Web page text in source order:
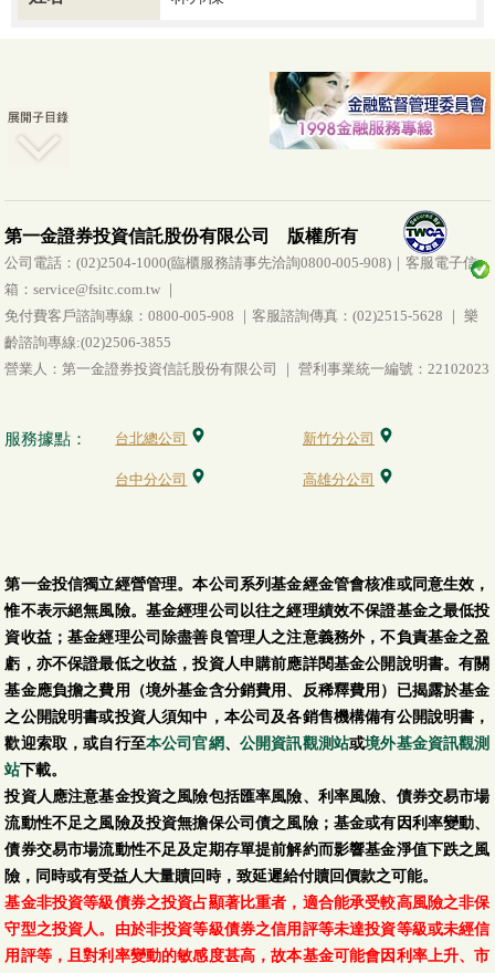
第一金證券投資信託股份有限公司 版權所有
公司電話：(02)2504-1000(臨櫃服務請事先洽詢0800-005-908)｜客服電子信
箱：service@fsitc.com.tw ｜
免付費客戶諮詢專線：0800-005-908 ｜客服諮詢傳真：(02)2515-5628 ｜ 樂
齡諮詢專線:(02)2506-3855
營業人：第一金證券投資信託股份有限公司 ｜ 營利事業統一編號：22102023
服務據點： 台北總公司 新竹分公司
台中分公司 高雄分公司
第一金投信獨立經營管理。本公司系列基金經金管會核准或同意生效，
惟不表示絕無風險。基金經理公司以往之經理績效不保證基金之最低投
資收益；基金經理公司除盡善良管理人之注意義務外，不負責基金之盈
虧，亦不保證最低之收益，投資人申購前應詳閱基金公開說明書。有關
基金應負擔之費用（境外基金含分銷費用、反稀釋費用）已揭露於基金
之公開說明書或投資人須知中，本公司及各銷售機構備有公開說明書，
歡迎索取，或自行至本公司官網、 公開資訊觀測站或境外基金資訊觀測
站下載。
投資人應注意基金投資之風險包括匯率風險、利率風險、債券交易市場
流動性不足之風險及投資無擔保公司債之風險；基金或有因利率變動、
債券交易市場流動性不足及定期存單提前解約而影響基金淨值下跌之風
險，同時或有受益人大量贖回時，致延遲給付贖回價款之可能。
基金非投資等級債券之投資占顯著比重者，適合能承受較高風險之非保
守型之投資人。由於非投資等級債券之信用評等未達投資等級或未經信
用評等，且對利率變動的敏感度甚高，故本基金可能會因利率上升、市